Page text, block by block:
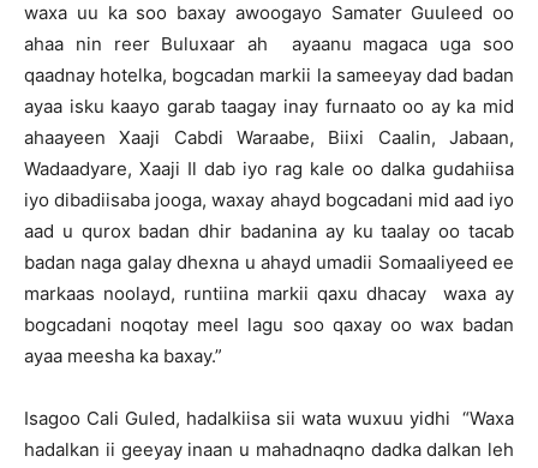
waxa uu ka soo baxay awoogayo Samater Guuleed oo
ahaa nin reer Buluxaar ah ayaanu magaca uga soo
qaadnay hotelka, bogcadan markii la sameeyay dad badan
ayaa isku kaayo garab taagay inay furnaato oo ay ka mid
ahaayeen Xaaji Cabdi Waraabe, Biixi Caalin, Jabaan,
Wadaadyare, Xaaji Il dab iyo rag kale oo dalka gudahiisa
iyo dibadiisaba jooga, waxay ahayd bogcadani mid aad iyo
aad u qurox badan dhir badanina ay ku taalay oo tacab
badan naga galay dhexna u ahayd umadii Somaaliyeed ee
markaas noolayd, runtiina markii qaxu dhacay waxa ay
bogcadani noqotay meel lagu soo qaxay oo wax badan
ayaa meesha ka baxay.”
Isagoo Cali Guled, hadalkiisa sii wata wuxuu yidhi “Waxa
hadalkan ii geeyay inaan u mahadnaqno dadka dalkan leh